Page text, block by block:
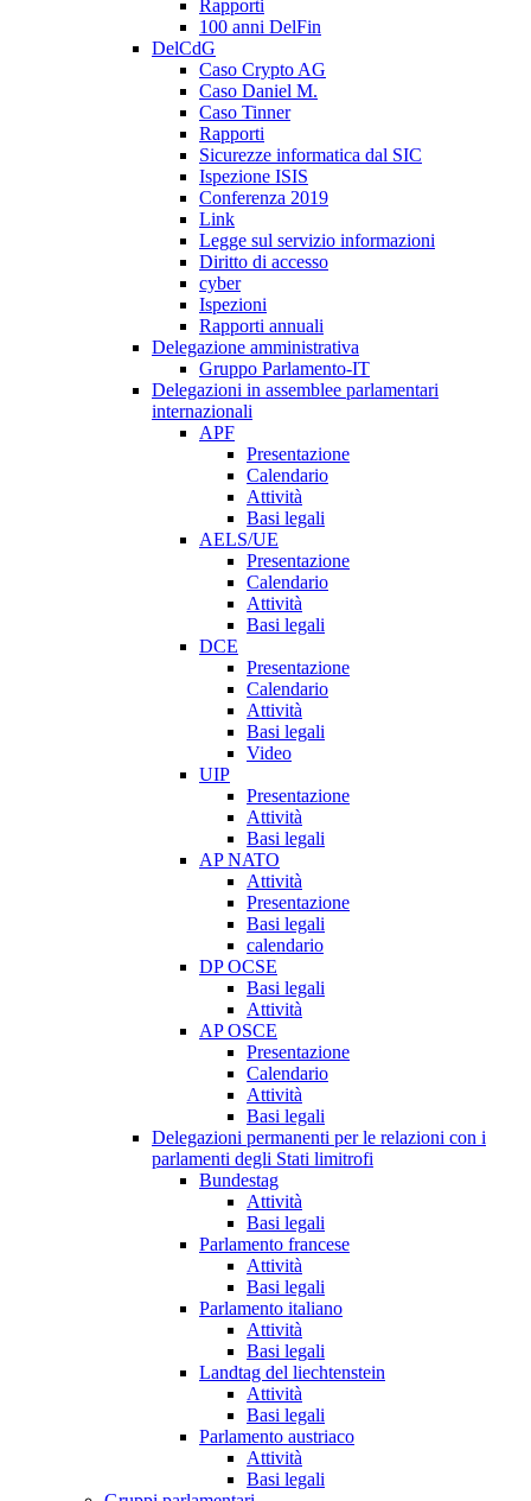
Rapporti
100 anni DelFin
DelCdG
Caso Crypto AG
Caso Daniel M.
Caso Tinner
Rapporti
Sicurezze informatica dal SIC
Ispezione ISIS
Conferenza 2019
Link
Legge sul servizio informazioni
Diritto di accesso
cyber
Ispezioni
Rapporti annuali
Delegazione amministrativa
Gruppo Parlamento-IT
Delegazioni in assemblee parlamentari
internazionali
APF
Presentazione
Calendario
Attività
Basi legali
AELS/UE
Presentazione
Calendario
Attività
Basi legali
DCE
Presentazione
Calendario
Attività
Basi legali
Video
UIP
Presentazione
Attività
Basi legali
AP NATO
Attività
Presentazione
Basi legali
calendario
DP OCSE
Basi legali
Attività
AP OSCE
Presentazione
Calendario
Attività
Basi legali
Delegazioni permanenti per le relazioni con i
parlamenti degli Stati limitrofi
Bundestag
Attività
Basi legali
Parlamento francese
Attività
Basi legali
Parlamento italiano
Attività
Basi legali
Landtag del liechtenstein
Attività
Basi legali
Parlamento austriaco
Attività
Basi legali